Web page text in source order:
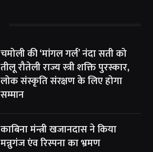
चमोली की ‘मांगल गर्ल’ नंदा सती को
तीलू रौतेली राज्य स्त्री शक्ति पुरस्कार,
लोक संस्कृति संरक्षण के लिए होगा
सम्मान
काबिना मंन्त्री खजानदास ने किया
मन्नुगंज एंव रिस्पना का भ्रमण